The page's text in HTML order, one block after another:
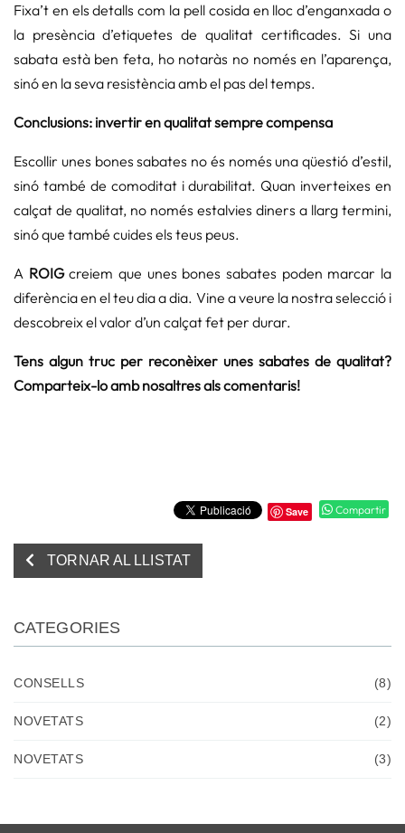
Fixa’t en els detalls com la pell cosida en lloc d’enganxada o
la presència d’etiquetes de qualitat certificades. Si una
sabata està ben feta, ho notaràs no només en l’aparença,
sinó en la seva resistència amb el pas del temps.
Conclusions: invertir en qualitat sempre compensa
Escollir unes bones sabates no és només una qüestió d’estil,
sinó també de comoditat i durabilitat. Quan inverteixes en
calçat de qualitat, no només estalvies diners a llarg termini,
sinó que també cuides els teus peus.
A ROIGcreiem que unes bones sabates poden marcar la
diferència en el teu dia a dia. Vine a veure la nostra selecció i
descobreix el valor d’un calçat fet per durar.
Tens algun truc per reconèixer unes sabates de qualitat?
Comparteix-lo amb nosaltres als comentaris!
Save Compartir
TORNAR AL LLISTAT
CATEGORIES
CONSELLS (8)
NOVETATS (2)
NOVETATS (3)